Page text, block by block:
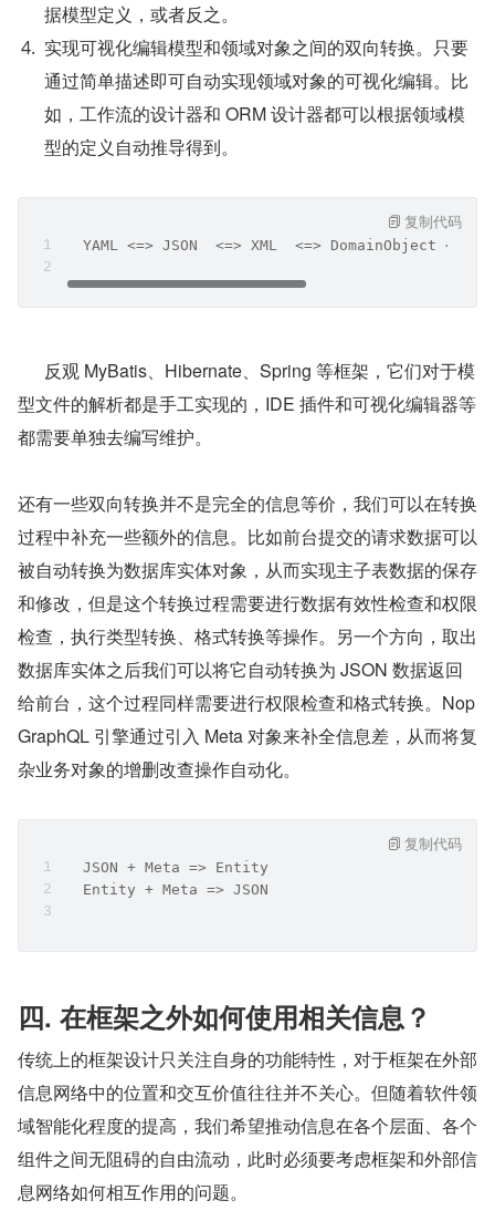
据模型定义，或者反之。
实现可视化编辑模型和领域对象之间的双向转换。只要
通过简单描述即可自动实现领域对象的可视化编辑。比
如，工作流的设计器和 ORM 设计器都可以根据领域模
型的定义自动推导得到。
YAML <=> JSON  <=> XML  <=> DomainObject <=>
复制代码
反观 MyBatis、Hibernate、Spring 等框架，它们对于模
型文件的解析都是手工实现的，IDE 插件和可视化编辑器等
都需要单独去编写维护。
还有一些双向转换并不是完全的信息等价，我们可以在转换
过程中补充一些额外的信息。比如前台提交的请求数据可以
被自动转换为数据库实体对象，从而实现主子表数据的保存
和修改，但是这个转换过程需要进行数据有效性检查和权限
检查，执行类型转换、格式转换等操作。另一个方向，取出
数据库实体之后我们可以将它自动转换为 JSON 数据返回
给前台，这个过程同样需要进行权限检查和格式转换。Nop
GraphQL 引擎通过引入 Meta 对象来补全信息差，从而将复
杂业务对象的增删改查操作自动化。
  JSON + Meta => Entity
  Entity + Meta => JSON
复制代码
四. 在框架之外如何使用相关信息？
传统上的框架设计只关注自身的功能特性，对于框架在外部
信息网络中的位置和交互价值往往并不关心。但随着软件领
域智能化程度的提高，我们希望推动信息在各个层面、各个
组件之间无阻碍的自由流动，此时必须要考虑框架和外部信
息网络如何相互作用的问题。